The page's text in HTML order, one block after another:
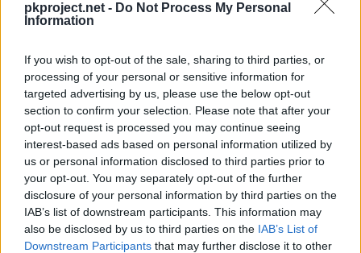
pkproject.net - Do Not Process My Personal
Information
If you wish to opt-out of the sale, sharing to third parties, or
processing of your personal or sensitive information for
targeted advertising by us, please use the below opt-out
section to confirm your selection. Please note that after your
opt-out request is processed you may continue seeing
interest-based ads based on personal information utilized by
us or personal information disclosed to third parties prior to
your opt-out. You may separately opt-out of the further
disclosure of your personal information by third parties on the
IAB’s list of downstream participants. This information may
also be disclosed by us to third parties on the IAB’s List of
Downstream Participants that may further disclose it to other
Nivel Movimiento Tipo Poder
--- Golpe Cabeza
--- Malicioso
--- Doble Equipo
--- Nieve Polvo 40
--- Impresionar